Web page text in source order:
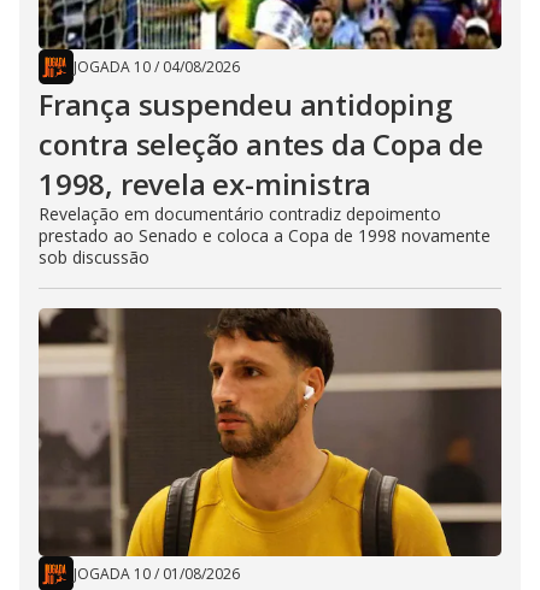
JOGADA 10/ 04/08/2026
França suspendeu antidoping
contra seleção antes da Copa de
1998, revela ex-ministra
Revelação em documentário contradiz depoimento
prestado ao Senado e coloca a Copa de 1998 novamente
sob discussão
JOGADA 10/ 01/08/2026